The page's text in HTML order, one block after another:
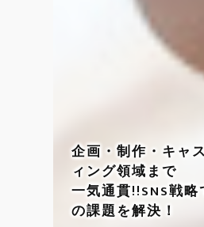
企画・制作・キャ
ィング領域まで
一気通貫!!SNS戦
の課題を解決！